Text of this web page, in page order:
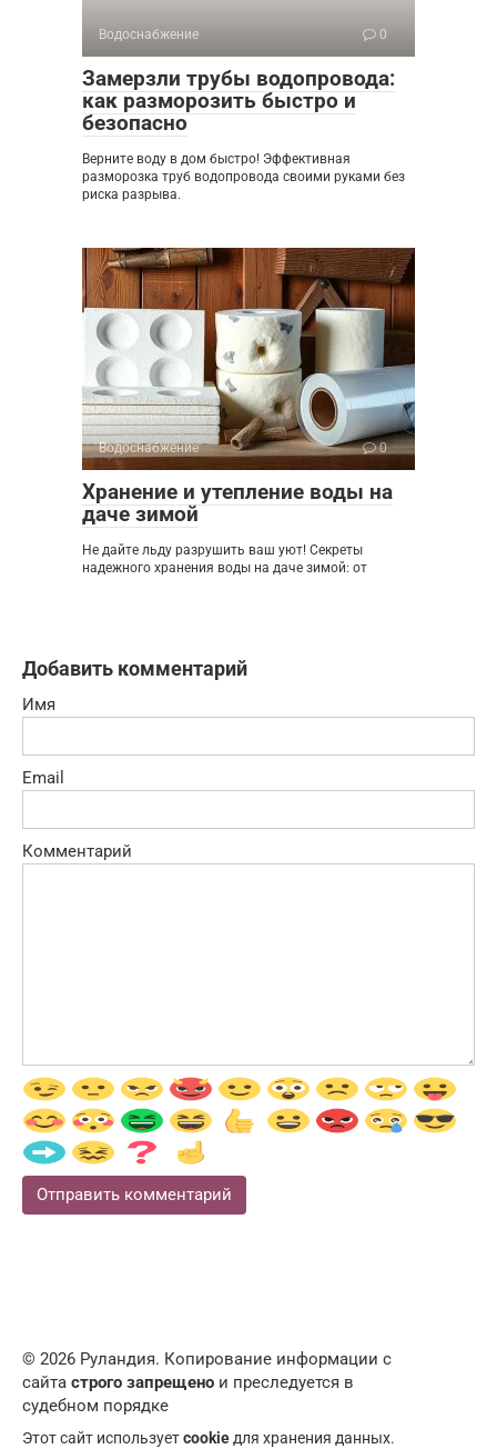
Водоснабжение 0
Замерзли трубы водопровода:
как разморозить быстро и
безопасно
Верните воду в дом быстро! Эффективная
разморозка труб водопровода своими руками без
риска разрыва.
Водоснабжение 0
Хранение и утепление воды на
даче зимой
Не дайте льду разрушить ваш уют! Секреты
надежного хранения воды на даче зимой: от
Добавить комментарий
Имя
Email
Комментарий
© 2026 Руландия. Копирование информации с
сайта строго запрещено и преследуется в
судебном порядке
Этот сайт используетcookie для хранения данных.